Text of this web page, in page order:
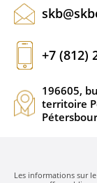
+7 (812)
196605,
territoire
Les informations sur